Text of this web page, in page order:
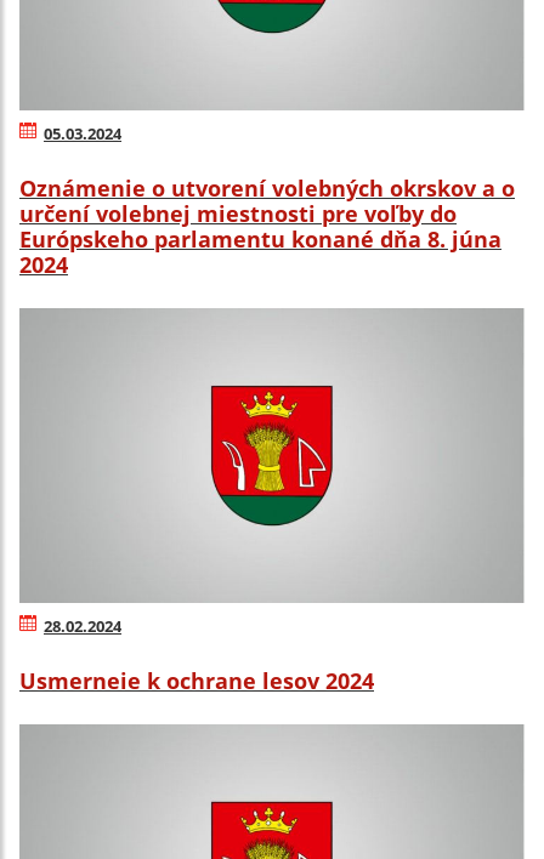
05.03.2024
Oznámenie o utvorení volebných okrskov a o
určení volebnej miestnosti pre voľby do
Európskeho parlamentu konané dňa 8. júna
2024
28.02.2024
Usmerneie k ochrane lesov 2024